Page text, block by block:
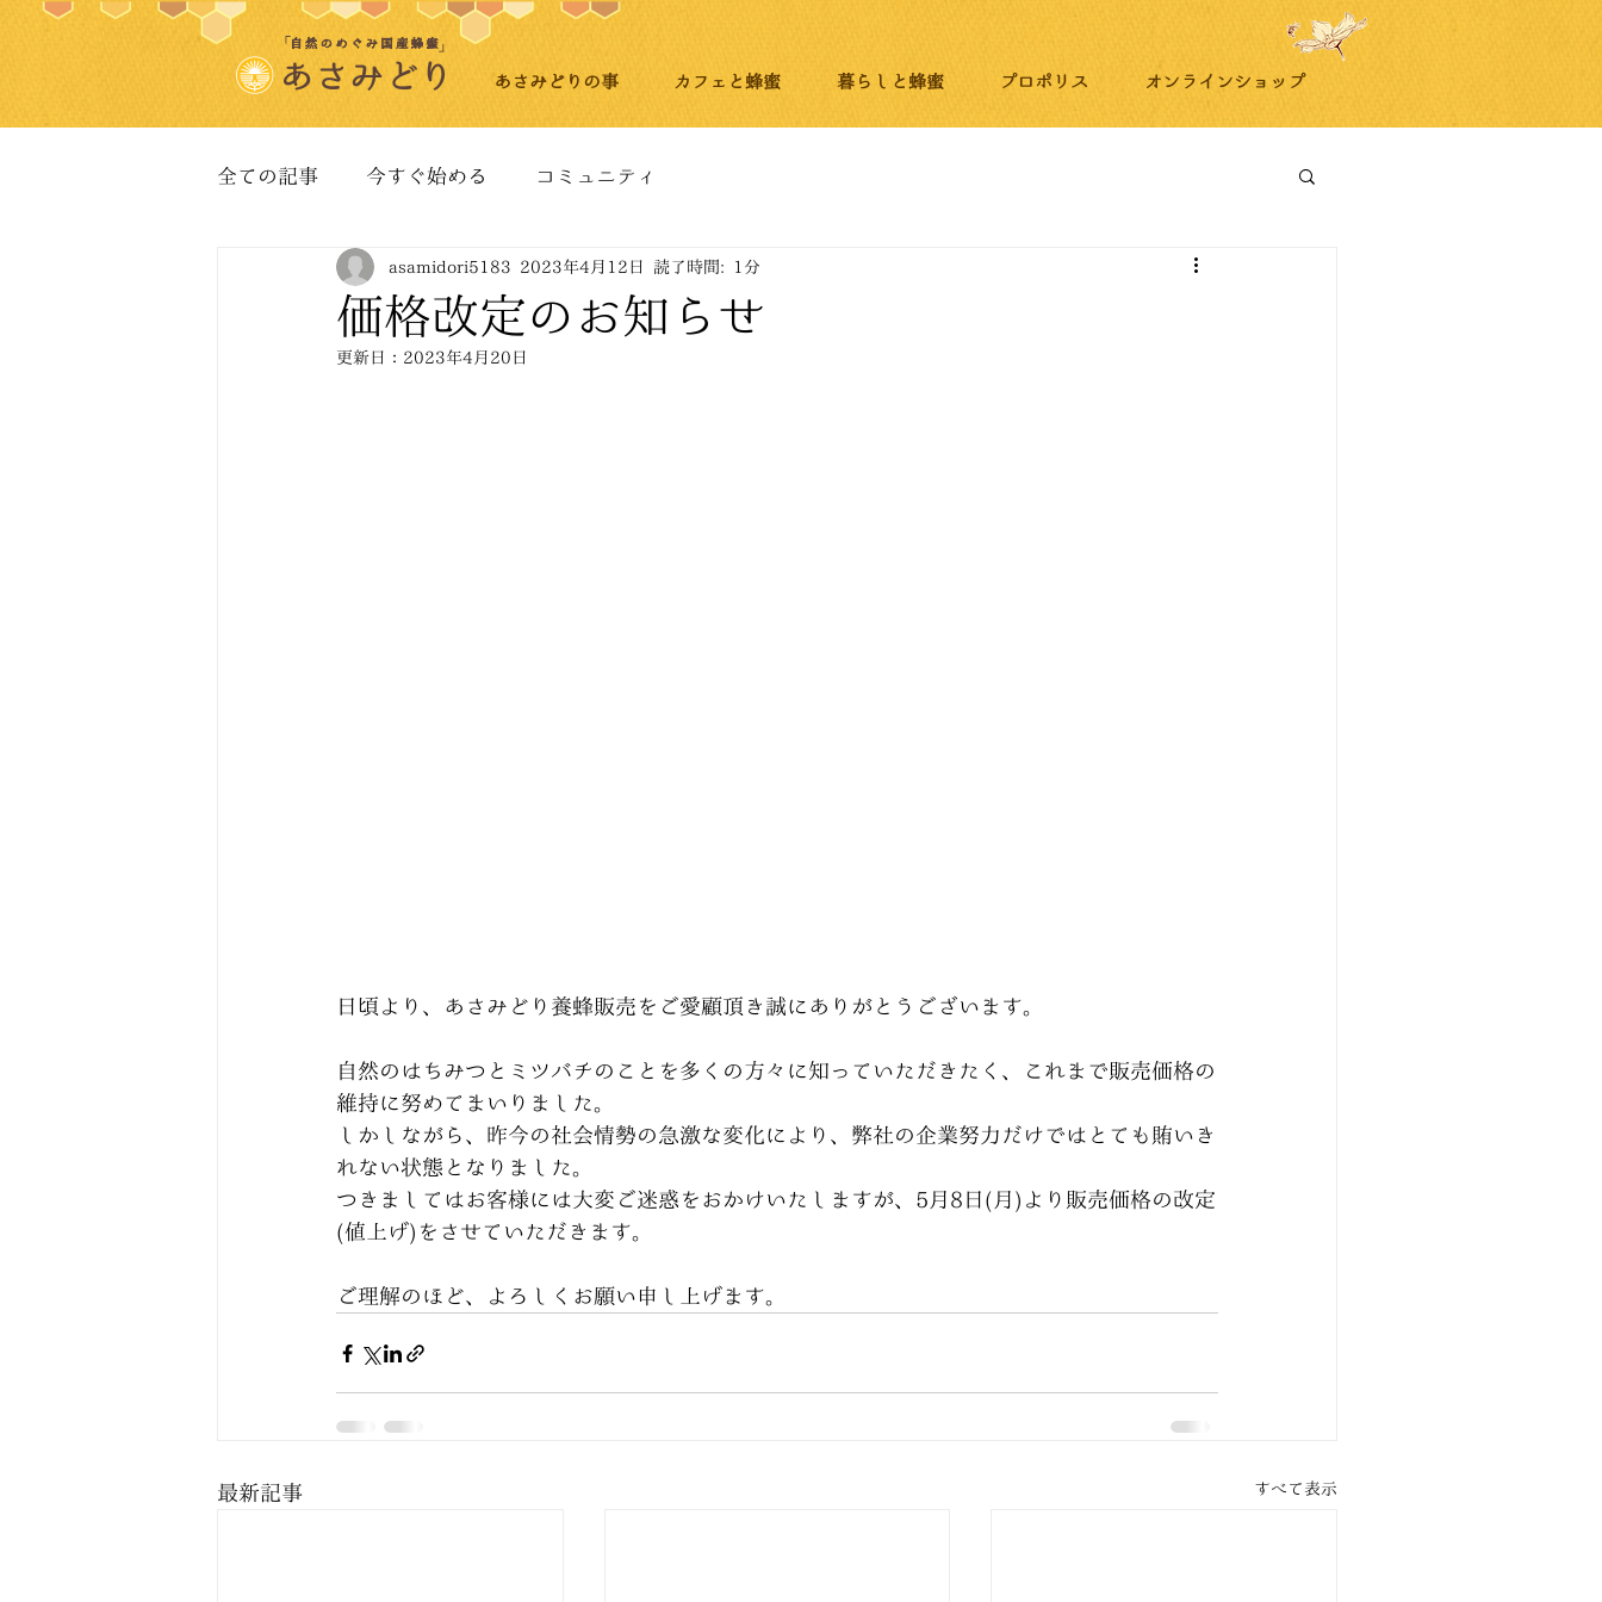
あさみどりの事 カフェと蜂蜜 暮らしと蜂蜜 プロポリス オンラインショップ
全ての記事 今すぐ始める コミュニティ
価格改定のお知らせ
asamidori5183 2023年4月12日 読了時間: 1分
更新日： 2023年4月20日
日頃より、あさみどり養蜂販売をご愛顧頂き誠にありがとうございます。
自然のはちみつとミツバチのことを多くの方々に知っていただきたく、これまで販売価格の
維持に努めてまいりました。
しかしながら、昨今の社会情勢の急激な変化により、弊社の企業努力だけではとても賄いき
れない状態となりました。
つきましてはお客様には大変ご迷惑をおかけいたしますが、5月8日(月)より販売価格の改定
(値上げ)をさせていただきます。
ご理解のほど、よろしくお願い申し上げます。
最新記事 すべて表示